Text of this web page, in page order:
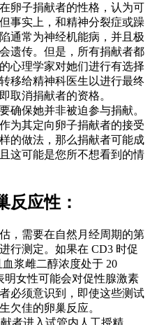
卵子捐献者的性格，认为可
事实上，和精神分裂症或躁
通常为神经机能病，并且极
遗传。但是，所有捐献者都
心理学家对她们进行有选择
移给精神科医生以进行最终
取消捐献者的资格。
确保她并非被迫参与捐献。
为其定向卵子捐献者的接受
的做法，那么捐献者可能成
这可能是您所不想看到的情
反应性：
，需要在自然月经周期的第
行测定。如果在 CD3 时促
浆雌二醇浓度处于 20
明女性可能会对促性腺激素
必须意识到，即使这些测试
欠佳的卵巢反应。